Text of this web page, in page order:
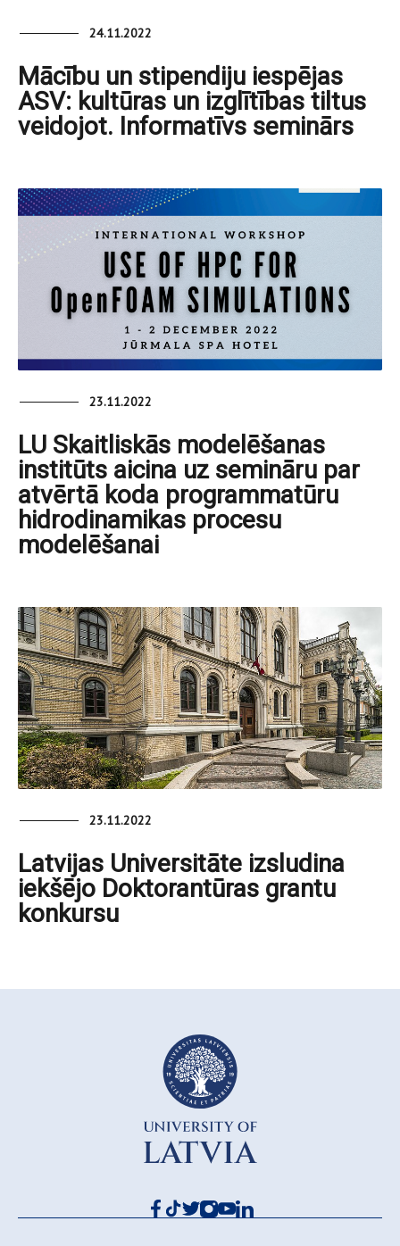
24.11.2022
Mācību un stipendiju iespējas
ASV: kultūras un izglītības tiltus
veidojot. Informatīvs seminārs
23.11.2022
LU Skaitliskās modelēšanas
institūts aicina uz semināru par
atvērtā koda programmatūru
hidrodinamikas procesu
modelēšanai
23.11.2022
Latvijas Universitāte izsludina
iekšējo Doktorantūras grantu
konkursu